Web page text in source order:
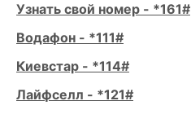
Узнать свой номер - *161#
Водафон - *111#
Киевстар - *114#
Лайфселл - *121#